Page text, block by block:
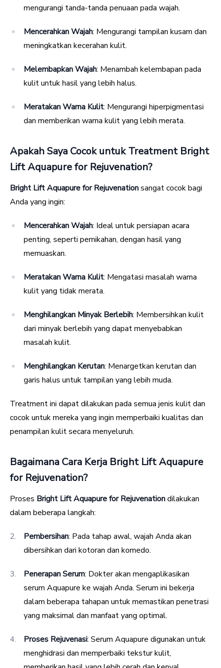
mengurangi tanda-tanda penuaan pada wajah.
Mencerahkan Wajah: Mengurangi tampilan kusam dan
meningkatkan kecerahan kulit.
Melembapkan Wajah: Menambah kelembapan pada
kulit untuk hasil yang lebih halus.
Meratakan Warna Kulit: Mengurangi hiperpigmentasi
dan memberikan warna kulit yang lebih merata.
Apakah Saya Cocok untuk Treatment Bright
Lift Aquapure for Rejuvenation?
Bright Lift Aquapure for Rejuvenationsangat cocok bagi
Anda yang ingin:
Mencerahkan Wajah: Ideal untuk persiapan acara
penting, seperti pernikahan, dengan hasil yang
memuaskan.
Meratakan Warna Kulit: Mengatasi masalah warna
kulit yang tidak merata.
Menghilangkan Minyak Berlebih: Membersihkan kulit
dari minyak berlebih yang dapat menyebabkan
masalah kulit.
Menghilangkan Kerutan: Menargetkan kerutan dan
garis halus untuk tampilan yang lebih muda.
Treatment ini dapat dilakukan pada semua jenis kulit dan
cocok untuk mereka yang ingin memperbaiki kualitas dan
penampilan kulit secara menyeluruh.
Bagaimana Cara Kerja Bright Lift Aquapure
for Rejuvenation?
Proses Bright Lift Aquapure for Rejuvenationdilakukan
dalam beberapa langkah:
Pembersihan: Pada tahap awal, wajah Anda akan
dibersihkan dari kotoran dan komedo.
Penerapan Serum: Dokter akan mengaplikasikan
serum Aquapure ke wajah Anda. Serum ini bekerja
dalam beberapa tahapan untuk memastikan penetrasi
yang maksimal dan manfaat yang optimal.
Proses Rejuvenasi: Serum Aquapure digunakan untuk
menghidrasi dan memperbaiki tekstur kulit,